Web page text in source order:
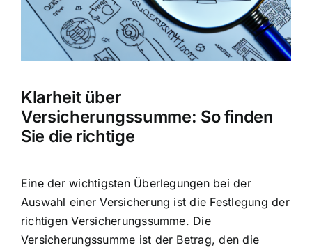
Hausratversicherung
Berufsunfähigkeitsversicherung
Weitere Tarifvergleiche
Hilfe und Kontakt
Klarheit über
Versicherungssumme: So finden
Sie die richtige
Eine der wichtigsten Überlegungen bei der
Auswahl einer Versicherung ist die Festlegung der
richtigen Versicherungssumme. Die
Versicherungssumme ist der Betrag, den die